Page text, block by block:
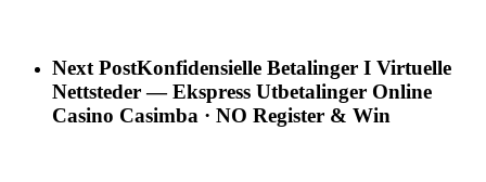
Next PostKonfidensielle Betalinger I Virtuelle
Nettsteder — Ekspress Utbetalinger Online
Casino Casimba · NO Register & Win